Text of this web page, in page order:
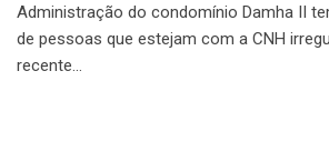
Administração do condomínio Damha II
de pessoas que estejam com a CNH
recente…